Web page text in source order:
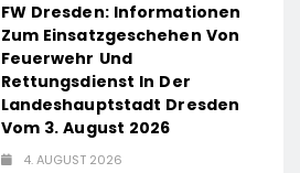
FW Dresden: Informationen
Zum Einsatzgeschehen Von
Feuerwehr Und
Rettungsdienst In Der
Landeshauptstadt Dresden
Vom 3. August 2026
4. AUGUST 2026